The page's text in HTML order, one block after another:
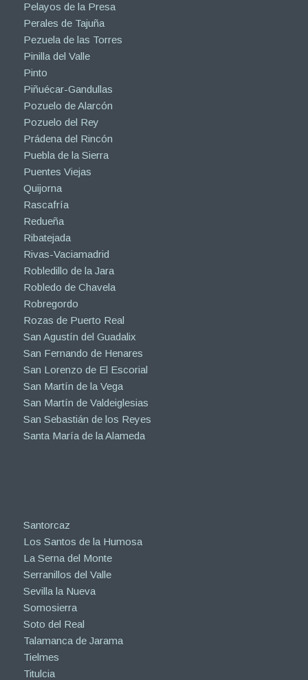
Pelayos de la Presa
Perales de Tajuña
Pezuela de las Torres
Pinilla del Valle
Pinto
Piñuécar-Gandullas
Pozuelo de Alarcón
Pozuelo del Rey
Prádena del Rincón
Puebla de la Sierra
Puentes Viejas
Quijorna
Rascafría
Redueña
Ribatejada
Rivas-Vaciamadrid
Robledillo de la Jara
Robledo de Chavela
Robregordo
Rozas de Puerto Real
San Agustín del Guadalix
San Fernando de Henares
San Lorenzo de El Escorial
San Martín de la Vega
San Martín de Valdeiglesias
San Sebastián de los Reyes
Santa María de la Alameda
Santorcaz
Los Santos de la Humosa
La Serna del Monte
Serranillos del Valle
Sevilla la Nueva
Somosierra
Soto del Real
Talamanca de Jarama
Tielmes
Titulcia